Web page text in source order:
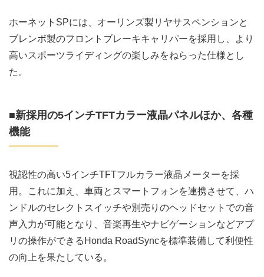
ホーネットSPには、オーリンズ製リヤサスペンションと
ブレンボ製のフロントブレーキキャリパーを採用し、より
高いスポーツライディングの楽しみをねらった仕様とし
た。
■新採用の5インチTFTカラー液晶パネルほか、各種
機能
視認性の高い5インチTFTフルカラー液晶メーターを採
用。これに加え、車両とスマートフォンを連携させて、ハ
ンドルのセレクトスイッチや別売りのヘッドセットでの音
声入力が可能となり、音楽再生やナビゲーションなどアプ
リの操作ができるHonda RoadSyncを標準装備して利便性
の向上を果たしている。